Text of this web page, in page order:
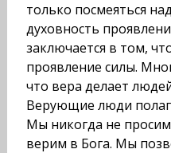
только посмеяться
духовность
заключается в том,
проявление силы.
что вера делает
Верующие люди
Мы никогда не
верим в Бога. Мы